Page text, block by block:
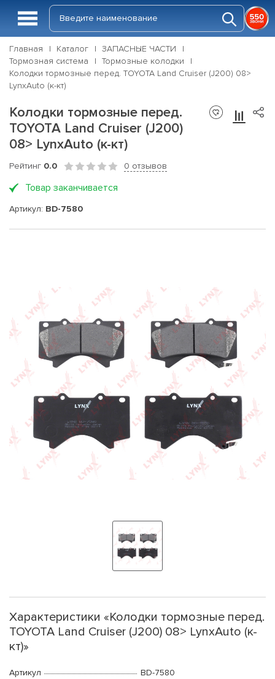
Главная Каталог
ЗАПАСНЫЕ ЧАСТИ
Тормозная система
Тормозные колодки
Колодки тормозные перед. TOYOTA Land Cruiser (J200) 08>
LynxAuto (к-кт)
Колодки тормозные перед.
TOYOTA Land Cruiser (J200)
08> LynxAuto (к-кт)
Рейтинг 0.0 0 отзывов
Товар заканчивается
Артикул: BD-7580
Характеристики «Колодки тормозные перед.
TOYOTA Land Cruiser (J200) 08> LynxAuto (к-
кт)»
Артикул
BD-7580